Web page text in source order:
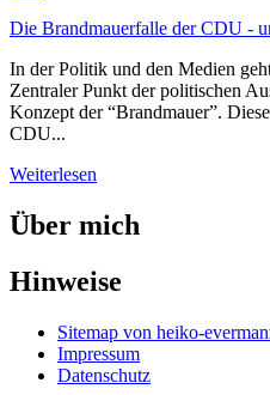
Die Brandmauerfalle der CDU -
In der Politik und den Medien
Zentraler Punkt der politischen
Konzept der “Brandmauer”.
CDU...
Weiterlesen
Über mich
Hinweise
Sitemap von heiko-
Impressum
Datenschutz